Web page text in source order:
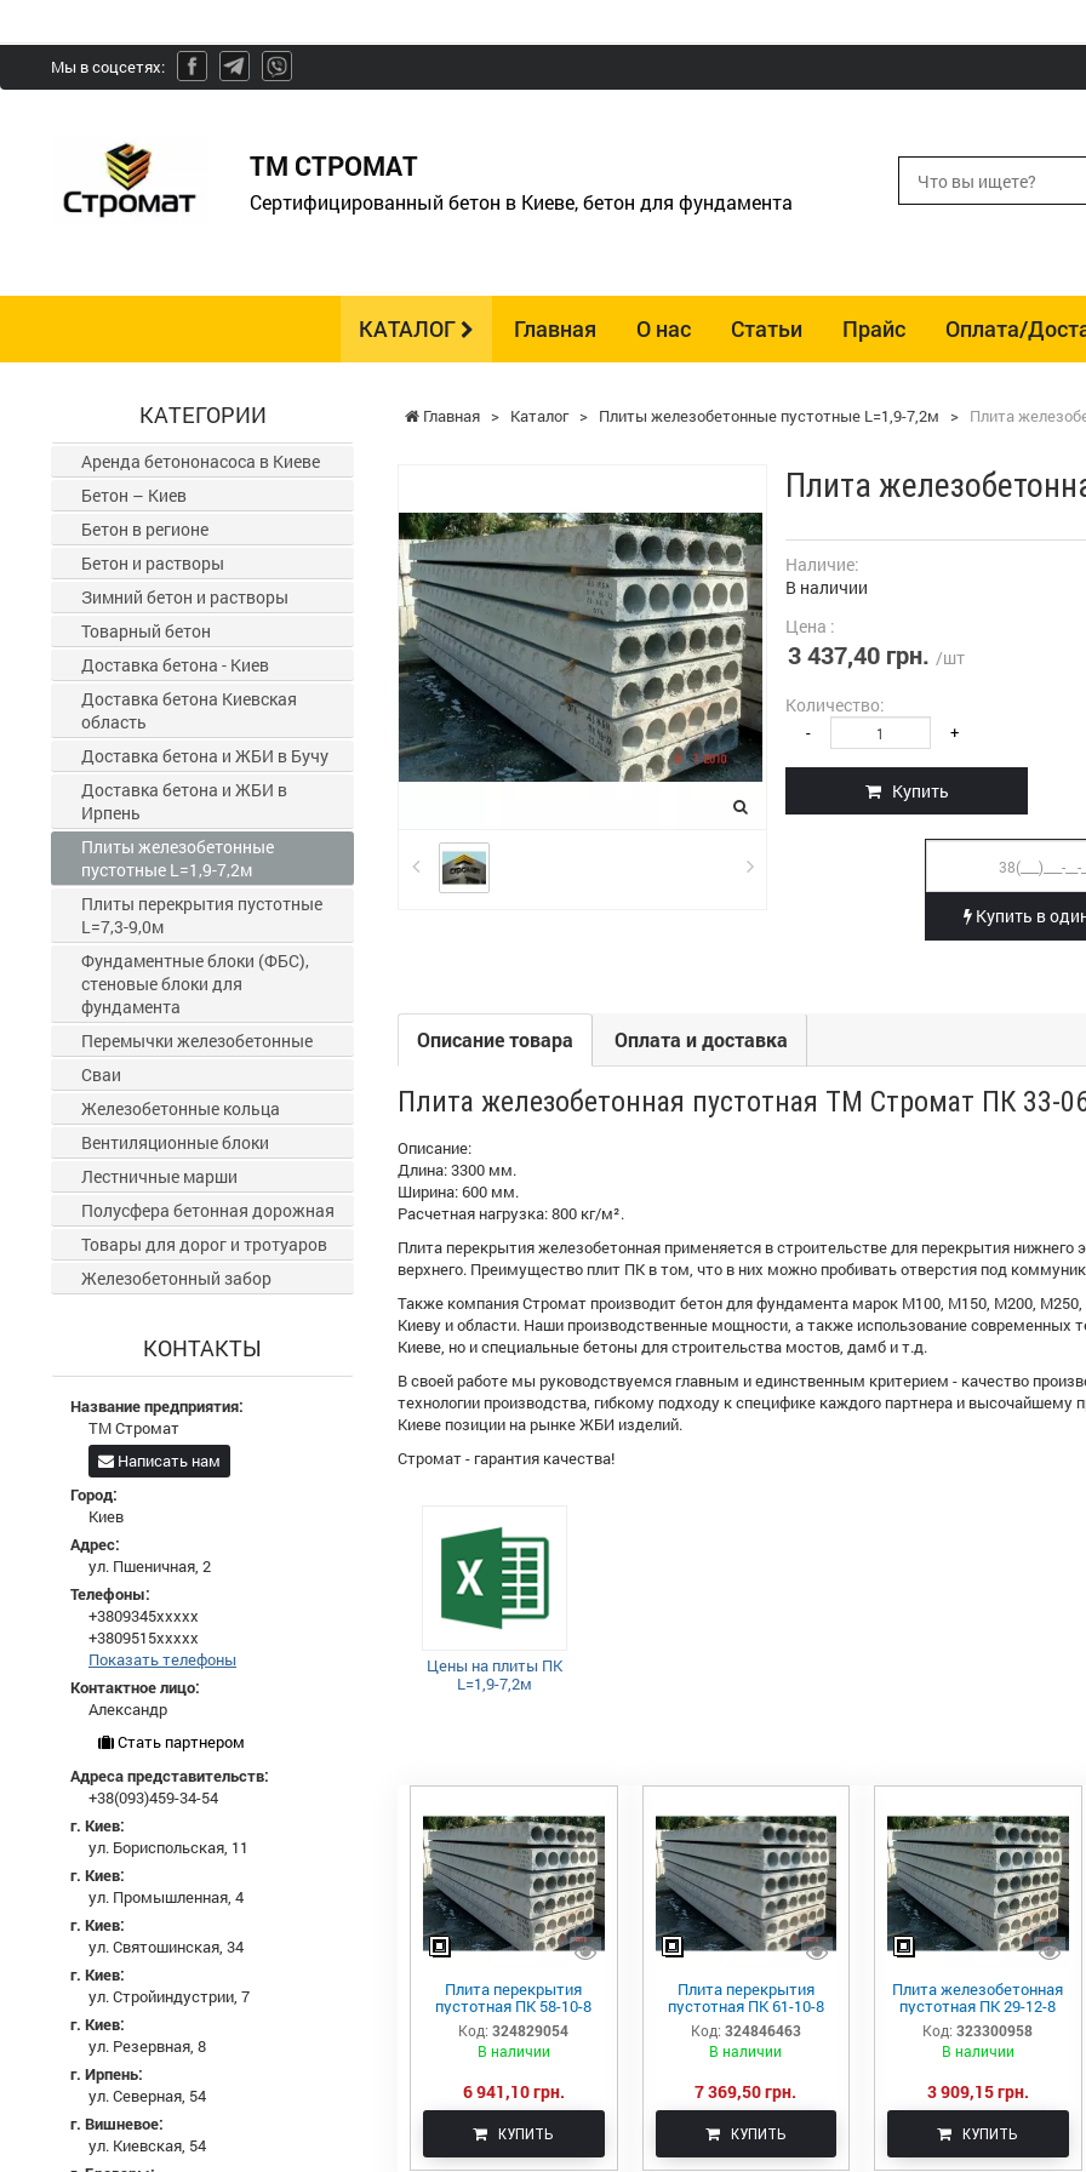
Мы в соцсетях:
ТМ СТРОМАТ
Сертифицированный бетон в Киеве, бетон для фундамента
КАТАЛОГ Главная О нас Статьи Прайс Оплата/
Главная > Каталог > Плиты железобетонные пустотные L=1,9-7,2м > Плита
Плита
Наличие:
В наличии
Цена :
3 437,40 грн. /шт
Количество:
- +
Купить
Купить в
Описание товара Оплата и доставка
Плита железобетонная пустотная ТМ Стромат ПК 33-
Описание:
Длина: 3300 мм.
Ширина: 600 мм.
Расчетная нагрузка: 800 кг/м².
Плита перекрытия железобетонная применяется в строительстве для перекрытия
верхнего. Преимущество плит ПК в том, что в них можно пробивать отверстия под
Также компания Стромат производит бетон для фундамента марок М100, М150, М200,
Киеву и области. Наши производственные мощности, а также использование современных
Киеве, но и специальные бетоны для строительства мостов, дамб и т.д.
В своей работе мы руководствуемся главным и единственным критерием - качество
технологии производства, гибкому подходу к специфике каждого партнера и
Киеве позиции на рынке ЖБИ изделий.
Стромат - гарантия качества!
Цены на плиты ПК
L=1,9-7,2м
Плита перекрытия
пустотная ПК 58-10-8
Код: 324829054
В наличии
6 941,10 грн.
КУПИТЬ
Плита перекрытия
пустотная ПК 61-10-8
Код: 324846463
В наличии
7 369,50 грн.
КУПИТЬ
Плита железобетонная
пустотная ПК 29-12-8
Код: 323300958
В наличии
3 909,15 грн.
КУПИТЬ
КАТЕГОРИИ
Аренда бетононасоса в Киеве
Бетон – Киев
Бетон в регионе
Бетон и растворы
Зимний бетон и растворы
Товарный бетон
Доставка бетона - Киев
Доставка бетона Киевская
область
Доставка бетона и ЖБИ в Бучу
Доставка бетона и ЖБИ в
Ирпень
Плиты железобетонные
пустотные L=1,9-7,2м
Плиты перекрытия пустотные
L=7,3-9,0м
Фундаментные блоки (ФБС),
стеновые блоки для
фундамента
Перемычки железобетонные
Сваи
Железобетонные кольца
Вентиляционные блоки
Лестничные марши
Полусфера бетонная дорожная
Товары для дорог и тротуаров
Железобетонный забор
КОНТАКТЫ
Название предприятия:
ТМ Стромат
Написать нам
Город:
Киев
Адрес:
ул. Пшеничная, 2
Телефоны:
+3809345xxxxx
+3809515xxxxx
Показать телефоны
Контактное лицо:
Александр
Стать партнером
Адреса представительств:
+38(093)459-34-54
г. Киев:
ул. Бориспольская, 11
г. Киев:
ул. Промышленная, 4
г. Киев:
ул. Святошинская, 34
г. Киев:
ул. Стройиндустрии, 7
г. Киев:
ул. Резервная, 8
г. Ирпень:
ул. Северная, 54
г. Вишневое:
ул. Киевская, 54